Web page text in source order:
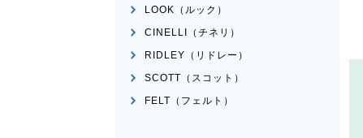
LOOK（ルック）
CINELLI（チネリ）
RIDLEY（リドレー）
SCOTT（スコット）
FELT（フェルト）